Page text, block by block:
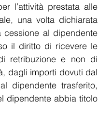
l’attività prestata alle
una volta dichiarata
al dipendente
il diritto di ricevere le
retribuzione e non di
dagli importi dovuti dal
dipendente trasferito,
dipendente abbia titolo